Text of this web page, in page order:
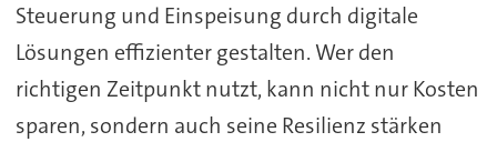
Steuerung und Einspeisung durch digitale
Lösungen effizienter gestalten. Wer den
richtigen Zeitpunkt nutzt, kann nicht nur Kosten
sparen, sondern auch seine Resilienz stärken